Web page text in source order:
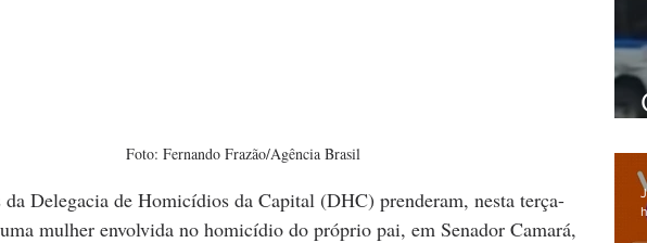
Foto: Fernando Frazão/Agência Brasil
Delegacia de Homicídios da Capital (DHC) prenderam, nesta terça-
mulher envolvida no homicídio do próprio pai, em Senador Camará,